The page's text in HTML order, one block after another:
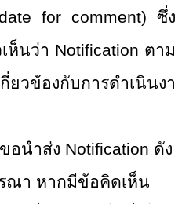
for comment) ซึ่ง
นว่า Notification ตาม
วข้องกับการดำเนินงา
อนำส่ง Notification ดัง
ณา หากมีข้อคิดเห็น